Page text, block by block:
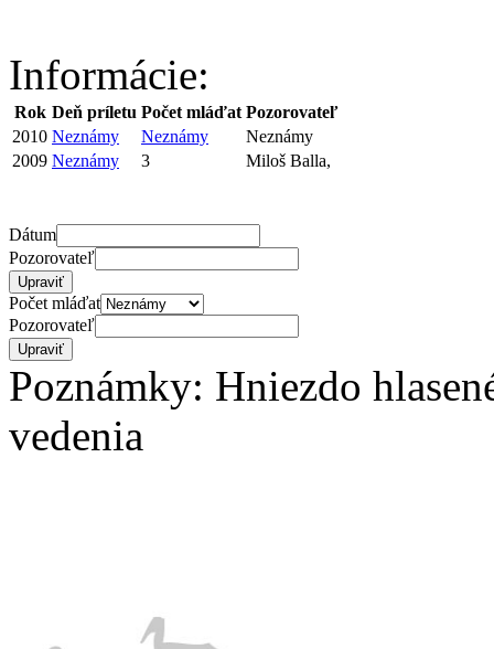
Informácie:
Rok Deň príletu Počet mláďat Pozorovateľ
2010 Neznámy Neznámy
Neznámy
2009 Neznámy 3 Miloš Balla,
Dátum
Pozorovateľ
Počet mláďat
Pozorovateľ
Poznámky: Hniezdo
vedenia